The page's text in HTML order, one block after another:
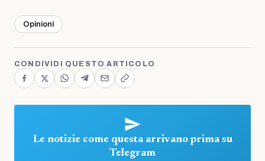
Opinioni
CONDIVIDI QUESTO ARTICOLO
Le notizie come questa arrivano prima su
Telegram